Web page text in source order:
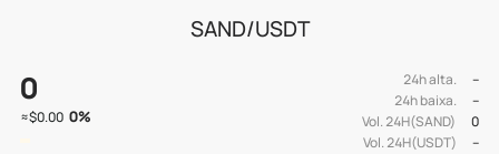
SAND/USDT
0
≈$0.00 0%
24h alta.
--
24h baixa.
--
Vol. 24H(SAND)
0
Vol. 24H(USDT)
--